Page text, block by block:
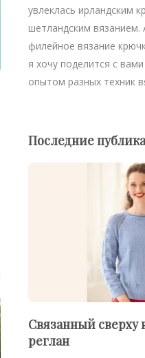
увлеклась ирландским
шетландским вязанием.
филейное вязание
я хочу поделится с
опытом разных техник
Последние
Связанный сверху
реглан